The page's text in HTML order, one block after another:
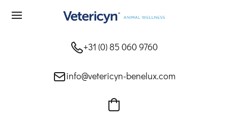
+31 (0) 85 060 9760
info@vetericyn-benelux.com